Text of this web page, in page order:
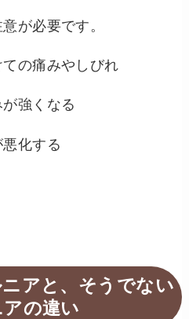
が必要です。
の痛みやしびれ
強くなる
化する
アと、そうでない
の違い